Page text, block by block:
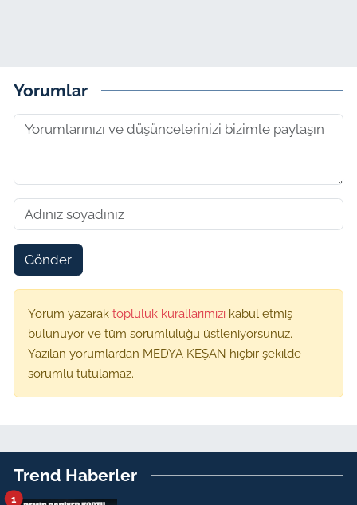
Yorumlar
Gönder
Yorum yazarak topluluk kurallarımızı kabul etmiş
bulunuyor ve tüm sorumluluğu üstleniyorsunuz.
Yazılan yorumlardan MEDYA KEŞAN hiçbir şekilde
sorumlu tutulamaz.
Trend Haberler
1